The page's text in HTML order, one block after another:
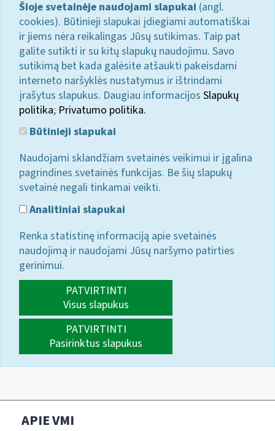
Šioje svetainėje naudojami slapukai (angl.
cookies). Būtinieji slapukai įdiegiami automatiškai
ir jiems nėra reikalingas Jūsų sutikimas. Taip pat
galite sutikti ir su kitų slapukų naudojimu. Savo
sutikimą bet kada galėsite atšaukti pakeisdami
interneto naršyklės nustatymus ir ištrindami
įrašytus slapukus. Daugiau informacijos Slapukų
politika; Privatumo politika.
Būtinieji slapukai
Naudojami sklandžiam svetainės veikimui ir įgalina
pagrindines svetainės funkcijas. Be šių slapukų
svetainė negali tinkamai veikti.
Analitiniai slapukai
Renka statistinę informaciją apie svetainės
naudojimą ir naudojami Jūsų naršymo patirties
gerinimui.
PATVIRTINTI
Visus slapukus
PATVIRTINTI
Pasirinktus slapukus
APIE VMI